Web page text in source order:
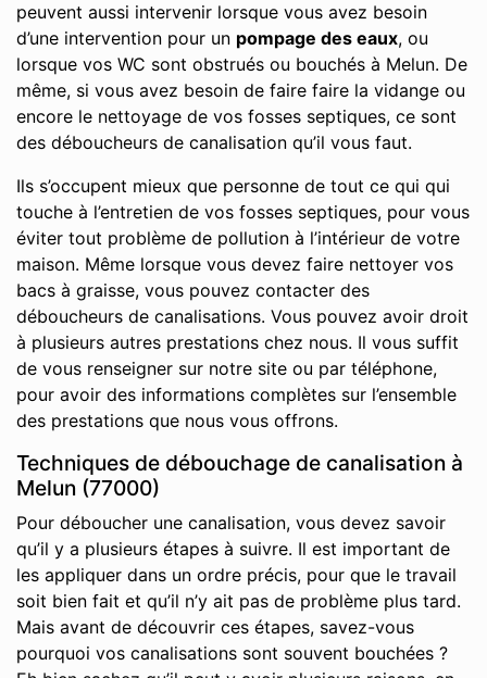
peuvent aussi intervenir lorsque vous avez besoin
d’une intervention pour un pompage des eaux, ou
lorsque vos WC sont obstrués ou bouchés à Melun. De
même, si vous avez besoin de faire faire la vidange ou
encore le nettoyage de vos fosses septiques, ce sont
des déboucheurs de canalisation qu’il vous faut.
Ils s’occupent mieux que personne de tout ce qui qui
touche à l’entretien de vos fosses septiques, pour vous
éviter tout problème de pollution à l’intérieur de votre
maison. Même lorsque vous devez faire nettoyer vos
bacs à graisse, vous pouvez contacter des
déboucheurs de canalisations. Vous pouvez avoir droit
à plusieurs autres prestations chez nous. Il vous suffit
de vous renseigner sur notre site ou par téléphone,
pour avoir des informations complètes sur l’ensemble
des prestations que nous vous offrons.
Techniques de débouchage de canalisation à
Melun (77000)
Pour déboucher une canalisation, vous devez savoir
qu’il y a plusieurs étapes à suivre. Il est important de
les appliquer dans un ordre précis, pour que le travail
soit bien fait et qu’il n’y ait pas de problème plus tard.
Mais avant de découvrir ces étapes, savez-vous
pourquoi vos canalisations sont souvent bouchées ?